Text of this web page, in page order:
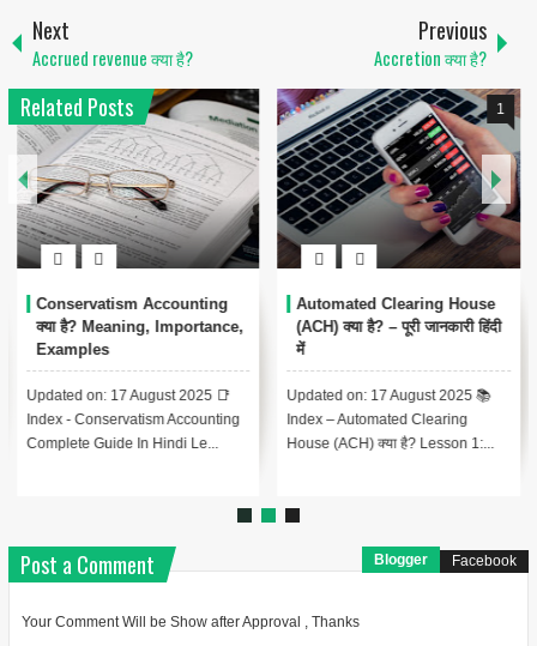
Next
Accrued revenue क्या है?
Previous
Accretion क्या है?
Related Posts
Conservatism Accounting
क्या है? Meaning, Importance,
Examples
Updated on: 17 August 2025 📑
Index - Conservatism Accounting
Complete Guide In Hindi Le...
1
Automated Clearing House
(ACH) क्या है? – पूरी जानकारी हिंदी
में
Updated on: 17 August 2025 📚
Index – Automated Clearing
House (ACH) क्या है? Lesson 1:...
Post a Comment Blogger Facebook
Your Comment Will be Show after Approval , Thanks